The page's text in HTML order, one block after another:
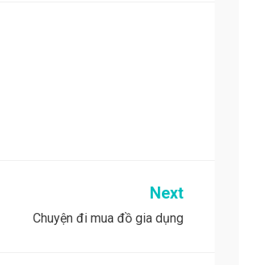
Next
Chuyện đi mua đồ gia dụng